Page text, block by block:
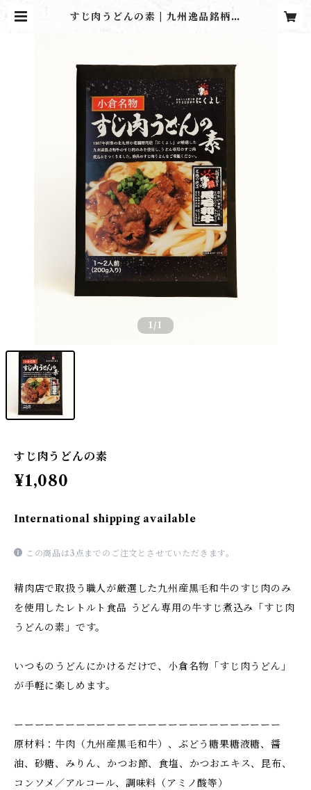
すじ肉うどんの素 | 九州逸品銘柄肉
1 /1
すじ肉うどんの素
¥1,080
International shipping available
この商品は3点までのご注文とさせていただきます。
精肉店で取扱う職人が厳選した九州産黒毛和牛のすじ肉のみ
を使用したレトルト食品 うどん専用の牛すじ煮込み「すじ肉
うどんの素」です。
いつものうどんにかけるだけで、小倉名物「すじ肉うどん」
が手軽に楽しめます。
ーーーーーーーーーーーーーーーーーーーーーーーーーー
原材料：牛肉（九州産黒毛和牛）、ぶどう糖果糖液糖、醤
油、砂糖、みりん、かつお節、食塩、かつおエキス、昆布、
コンソメ／アルコール、調味料（アミノ酸等）